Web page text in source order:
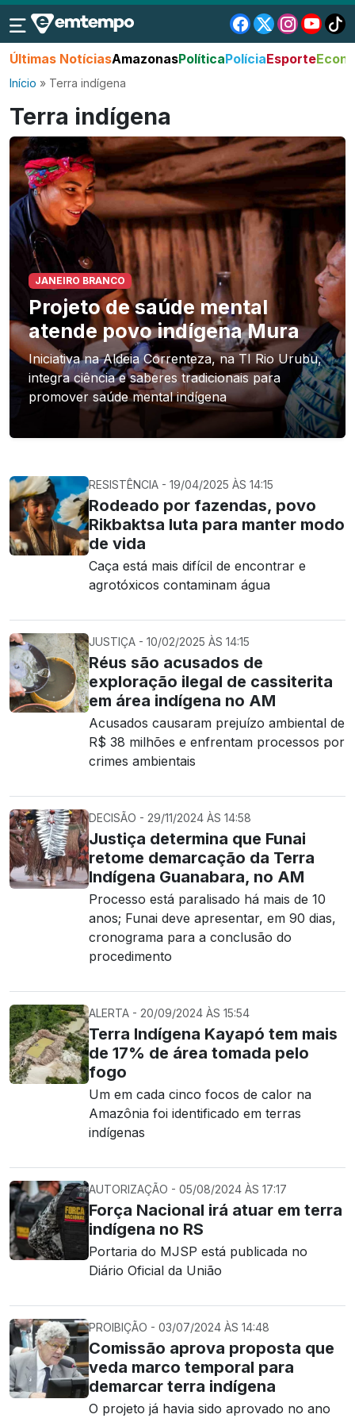
Últimas NotíciasAmazonasPolíticaPolíciaEsporte
Início » Terra indígena
Terra indígena
JANEIRO BRANCO
Projeto de saúde mental
atende povo indígena Mura
Iniciativa na Aldeia Correnteza, na TI Rio Urubu,
integra ciência e saberes tradicionais para
promover saúde mental indígena
RESISTÊNCIA - 19/04/2025 ÀS 14:15
Rodeado por fazendas, povo
Rikbaktsa luta para manter modo
de vida
Caça está mais difícil de encontrar e
agrotóxicos contaminam água
JUSTIÇA - 10/02/2025 ÀS 14:15
Réus são acusados de
exploração ilegal de cassiterita
em área indígena no AM
Acusados causaram prejuízo ambiental de
R$ 38 milhões e enfrentam processos por
crimes ambientais
DECISÃO - 29/11/2024 ÀS 14:58
Justiça determina que Funai
retome demarcação da Terra
Indígena Guanabara, no AM
Processo está paralisado há mais de 10
anos; Funai deve apresentar, em 90 dias,
cronograma para a conclusão do
procedimento
ALERTA - 20/09/2024 ÀS 15:54
Terra Indígena Kayapó tem mais
de 17% de área tomada pelo
fogo
Um em cada cinco focos de calor na
Amazônia foi identificado em terras
indígenas
AUTORIZAÇÃO - 05/08/2024 ÀS 17:17
Força Nacional irá atuar em terra
indígena no RS
Portaria do MJSP está publicada no
Diário Oficial da União
PROIBIÇÃO - 03/07/2024 ÀS 14:48
Comissão aprova proposta que
veda marco temporal para
demarcar terra indígena
O projeto já havia sido aprovado no ano